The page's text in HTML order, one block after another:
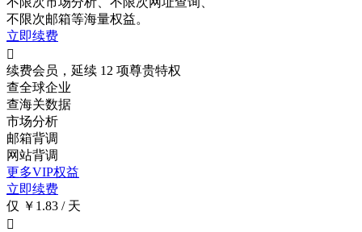
不限次邮箱等海量权益。
立即续费

续费会员，延续 12 项尊贵特权
查全球企业
查海关数据
市场分析
邮箱背调
网站背调
更多VIP权益
立即续费
仅 ￥1.83 / 天
